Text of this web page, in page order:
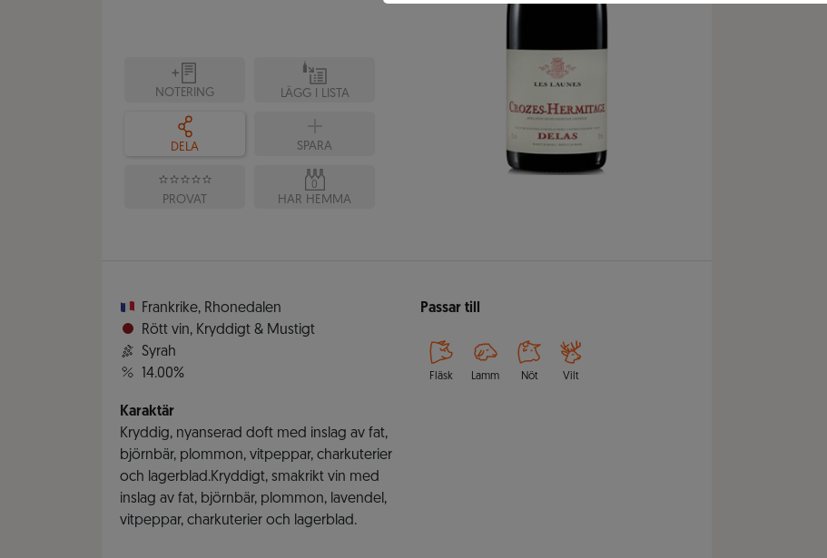
NOTERING LÄGG I LISTA
DELA SPARA
PROVAT
0
HAR HEMMA
Frankrike, Rhonedalen
Rött vin, Kryddigt & Mustigt
Syrah
14.00%
Karaktär
Kryddig, nyanserad doft med inslag av fat,
björnbär, plommon, vitpeppar, charkuterier
och lagerblad.Kryddigt, smakrikt vin med
inslag av fat, björnbär, plommon, lavendel,
vitpeppar, charkuterier och lagerblad.
Passar till
Fläsk Lamm Nöt Vilt